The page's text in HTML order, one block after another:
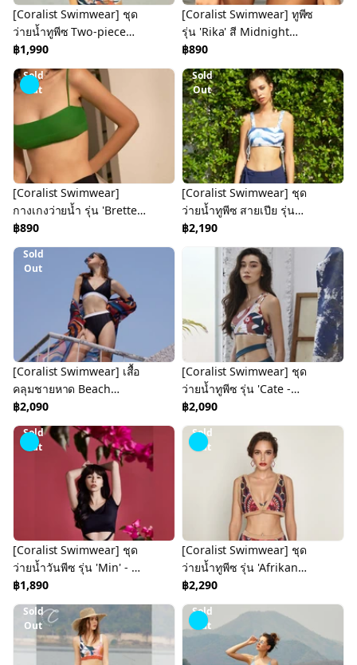
[Coralist Swimwear] ชุด
ว่ายน้ำทูพีซ Two-piece
'Mille' สี
'Tangerine/Seaside
Daisy' (CREX189)
฿1,990
[Coralist Swimwear] ทูพีซ
รุ่น 'Rika' สี Midnight
(CREX192-Bottom)
฿890
Sold
Out
[Coralist Swimwear]
กางเกงว่ายน้ำ รุ่น 'Brette'
สี Midnight (CREX238)
฿890
Sold
Out
[Coralist Swimwear] ชุด
ว่ายน้ำทูพีซ สายเปีย รุ่น
'Thalia' (Tie Dye/Dye
Blue) (CREX158)
฿2,190
Sold
Out
[Coralist Swimwear] เสื้อ
คลุมชายหาด Beach
Cover-up ผ้าชีฟอง รุ่น
'Alia' สี Geo
Splice(CRBW69)
฿2,090
[Coralist Swimwear] ชุด
ว่ายน้ำทูพีซ รุ่น 'Cate -
Urban Jungle' สี Wild
Bloom (CREX137)
฿2,090
Sold
Out
[Coralist Swimwear] ชุด
ว่ายน้ำวันพีซ รุ่น 'Min' - สี
(Midnight/Midnight
Garden) (CREX88)
฿1,890
Sold
Out
[Coralist Swimwear] ชุด
ว่ายน้ำทูพีซ รุ่น 'Afrikan
Capsule' สี แดง ดำ ครีม
(Afrikan) (CREX132)
฿2,290
Sold
Out
Sold
Out